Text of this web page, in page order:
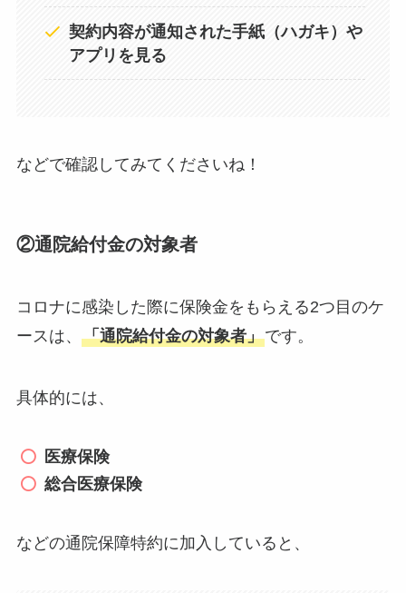
契約内容が通知された手紙（ハガキ）や
アプリを見る
などで確認してみてくださいね！
②通院給付金の対象者
コロナに感染した際に保険金をもらえる2つ目のケ
ースは、 「通院給付金の対象者」です。
具体的には、
医療保険
総合医療保険
などの通院保障特約に加入していると、